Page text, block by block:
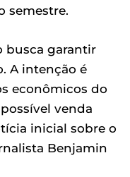
semestre.
busca garantir
A intenção é
econômicos do
venda
inicial sobre o
Benjamin